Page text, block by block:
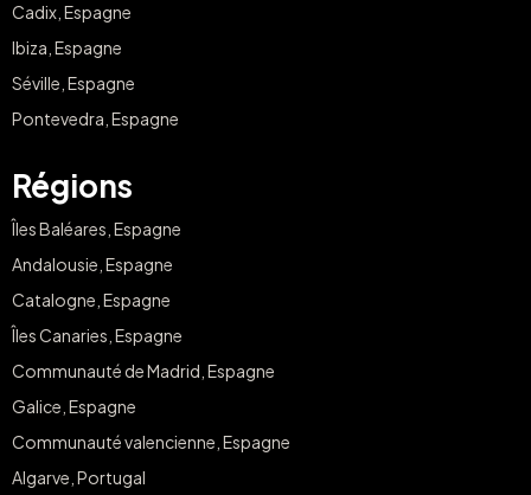
Cadix, Espagne
Ibiza, Espagne
Séville, Espagne
Pontevedra, Espagne
Régions
Îles Baléares, Espagne
Andalousie, Espagne
Catalogne, Espagne
Îles Canaries, Espagne
Communauté de Madrid, Espagne
Galice, Espagne
Communauté valencienne, Espagne
Algarve, Portugal